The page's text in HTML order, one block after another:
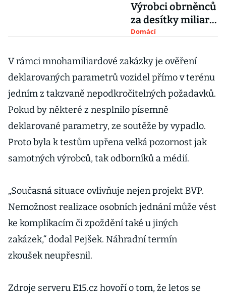
Výrobci obrněnců
za desítky miliard
licitují o kanon
Domácí
V rámci mnohamiliardové zakázky je ověření
deklarovaných parametrů vozidel přímo v terénu
jedním z takzvaně nepodkročitelných požadavků.
Pokud by některé z nesplnilo písemně
deklarované parametry, ze soutěže by vypadlo.
Proto byla k testům upřena velká pozornost jak
samotných výrobců, tak odborníků a médií.
„Současná situace ovlivňuje nejen projekt BVP.
Nemožnost realizace osobních jednání může vést
ke komplikacím či zpoždění také u jiných
zakázek,“ dodal Pejšek. Náhradní termín
zkoušek neupřesnil.
Zdroje serveru E15.cz hovoří o tom, že letos se